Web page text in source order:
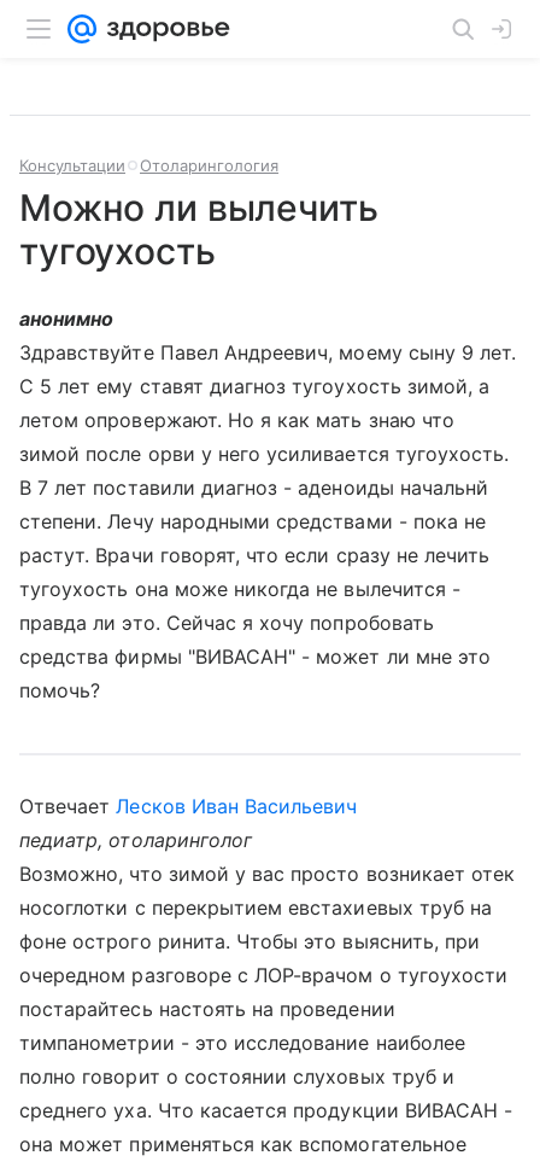
Консультации Отоларингология
Можно ли вылечить
тугоухость
анонимно
Здравствуйте Павел Андреевич, моему сыну 9 лет.
С 5 лет ему ставят диагноз тугоухость зимой, а
летом опровержают. Но я как мать знаю что
зимой после орви у него усиливается тугоухость.
В 7 лет поставили диагноз - аденоиды начальнй
степени. Лечу народными средствами - пока не
растут. Врачи говорят, что если сразу не лечить
тугоухость она може никогда не вылечится -
правда ли это. Сейчас я хочу попробовать
средства фирмы "ВИВАСАН" - может ли мне это
помочь?
ОтвечаетЛесков Иван Васильевич
педиатр, отоларинголог
Возможно, что зимой у вас просто возникает отек
носоглотки с перекрытием евстахиевых труб на
фоне острого ринита. Чтобы это выяснить, при
очередном разговоре с ЛОР-врачом о тугоухости
постарайтесь настоять на проведении
тимпанометрии - это исследование наиболее
полно говорит о состоянии слуховых труб и
среднего уха. Что касается продукции ВИВАСАН -
она может применяться как вспомогательное